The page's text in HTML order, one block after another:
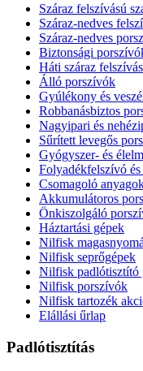
Száraz felszívású
Száraz-nedves
Száraz-nedves
Biztonsági
Háti száraz
Álló porszívók
Gyúlékony és
Robbanásbiztos
Nagyipari és
Sűrített levegős
Gyógyszer- és
Folyadékfelszívó
Csomagoló
Akkumulátoros
Önkiszolgáló
Háztartási gépek
Nilfisk
Nilfisk seprőgépek
Nilfisk padlótisztító
Nilfisk porszívók
Nilfisk tartozék
Elállási űrlap
Padlótisztítás